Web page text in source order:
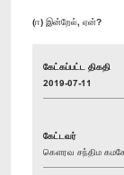
(ஈ) இன்றேல், ஏன்?
கேட்கப்பட்ட திகதி
2019-07-11
கேட்டவர்
கௌரவ சந்திம